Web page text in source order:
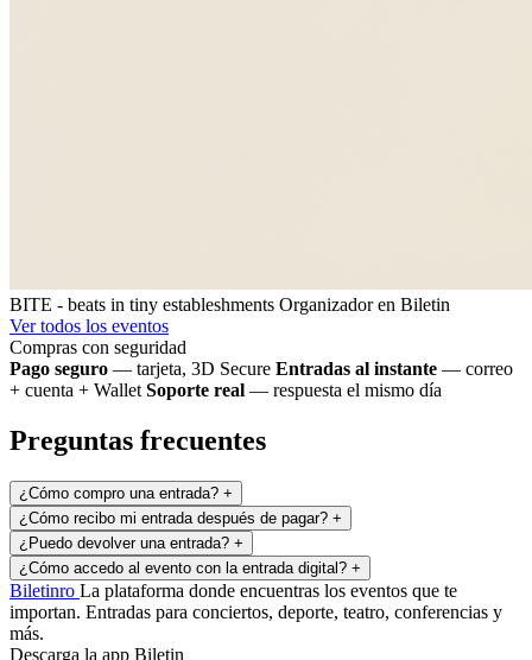
BITE - beats in tiny estableshments Organizador en Biletin
Ver todos los eventos
Compras con seguridad
Pago seguro — tarjeta, 3D Secure Entradas al instante — correo
+ cuenta + Wallet Soporte real — respuesta el mismo día
Preguntas frecuentes
¿Cómo compro una entrada? +
¿Cómo recibo mi entrada después de pagar? +
¿Puedo devolver una entrada? +
¿Cómo accedo al evento con la entrada digital? +
Biletinro La plataforma donde encuentras los eventos que te
importan. Entradas para conciertos, deporte, teatro, conferencias y
más.
Descarga la app Biletin